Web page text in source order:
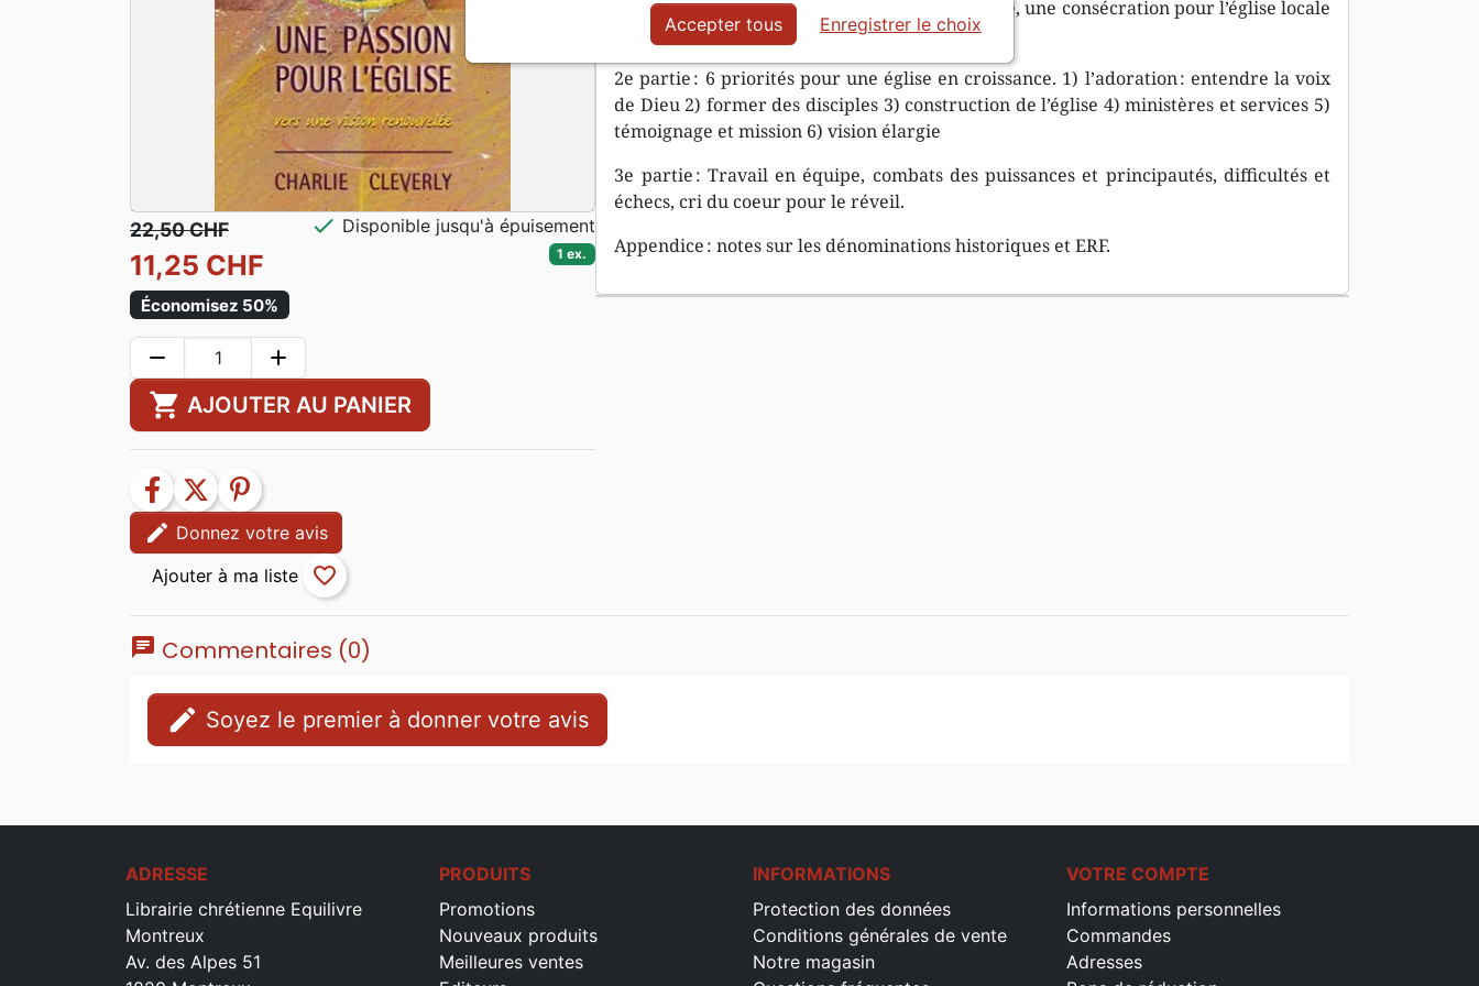
1e partie : Avoir une passion, une vision, un zèle, une consécration pour l’église locale
et son implantation.
2e partie : 6 priorités pour une église en croissance. 1) l’adoration : entendre la voix
de Dieu 2) former des disciples 3) construction de l’église 4) ministères et services 5)
témoignage et mission 6) vision élargie
3e partie : Travail en équipe, combats des puissances et principautés, difficultés et
échecs, cri du coeur pour le réveil.
Appendice : notes sur les dénominations historiques et ERF.
22,50 CHF
11,25 CHF
Économisez 50%
check Disponible jusqu'à épuisement
1 ex.
remove add
shopping_cart AJOUTER AU PANIER
facebook twitter
pinterest
edit Donnez votre avis
favorite_border
chat Commentaires (0)
edit Soyez le premier à donner votre avis
ADRESSE
Librairie chrétienne Equilivre
Montreux
Av. des Alpes 51
PRODUITS
Promotions
Nouveaux produits
Meilleures ventes
INFORMATIONS
Protection des données
Conditions générales de vente
Notre magasin
VOTRE COMPTE
Informations personnelles
Commandes
Adresses
Accepter tous Enregistrer le choix